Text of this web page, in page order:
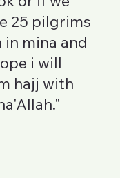
25 pilgrims
mina and
i will
hajj with